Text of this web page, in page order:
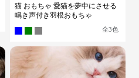
猫 おもちゃ 愛猫を夢中にさせる
鳴き声付き羽根おもちゃ
全3色